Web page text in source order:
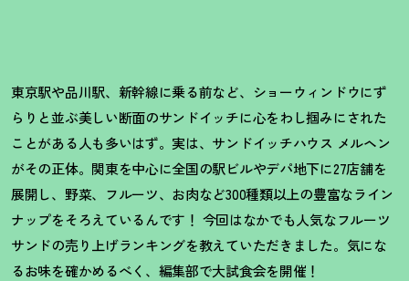
東京駅や品川駅、新幹線に乗る前など、ショーウィンドウにず
らりと並ぶ美しい断面のサンドイッチに心をわし掴みにされた
ことがある人も多いはず。実は、サンドイッチハウス メルヘン
がその正体。関東を中心に全国の駅ビルやデパ地下に27店舗を
展開し、野菜、フルーツ、お肉など300種類以上の豊富なライン
ナップをそろえているんです ！ 今回はなかでも人気なフルーツ
サンドの売り上げランキングを教えていただきました。気にな
るお味を確かめるべく、編集部で大試食会を開催 ！